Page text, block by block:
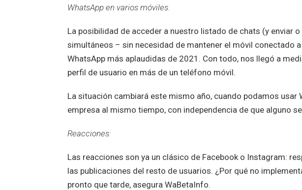
WhatsApp en varios móviles.
La posibilidad de acceder a nuestro listado de chats (y enviar
simultáneos – sin necesidad de mantener el móvil conectado
WhatsApp más aplaudidas de 2021. Con todo, nos llegó a
perfil de usuario en más de un teléfono móvil.
La situación cambiará este mismo año, cuando podamos usar
empresa al mismo tiempo, con independencia de que alguno
Reacciones:
Las reacciones son ya un clásico de Facebook o Instagram:
las publicaciones del resto de usuarios. ¿Por qué no
pronto que tarde, asegura WaBetaInfo.